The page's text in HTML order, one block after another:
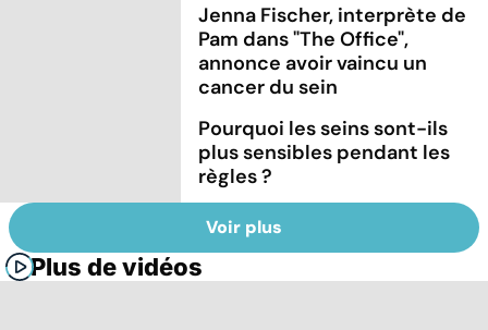
Jenna Fischer, interprète de
Pam dans "The Office",
annonce avoir vaincu un
cancer du sein
Pourquoi les seins sont-ils
plus sensibles pendant les
règles ?
Voir plus
Plus de vidéos